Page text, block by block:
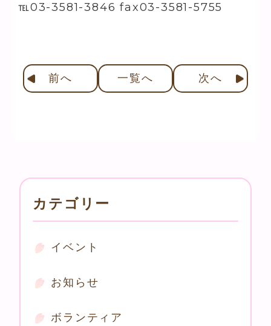
℡03-3581-3846 fax03-3581-5755
前へ 一覧へ 次へ
カテゴリー
イベント
お知らせ
ボランティア